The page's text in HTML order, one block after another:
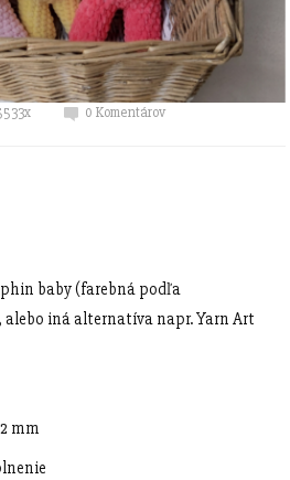
0 Komentárov
baby (farebná podľa
alebo iná alternatíva napr. Yarn Art
mm